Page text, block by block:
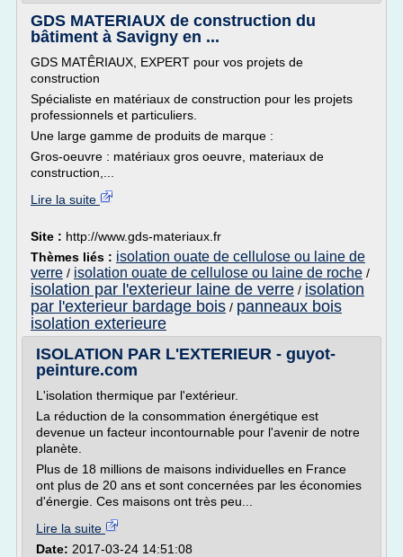
GDS MATERIAUX de construction du
bâtiment à Savigny en ...
GDS MATÊRIAUX, EXPERT pour vos projets de
construction
Spécialiste en matériaux de construction pour les projets
professionnels et particuliers.
Une large gamme de produits de marque :
Gros-oeuvre : matériaux gros oeuvre, materiaux de
construction,...
Lire la suite
Site : http://www.gds-materiaux.fr
Thèmes liés : isolation ouate de cellulose ou laine de
verre / isolation ouate de cellulose ou laine de roche /
isolation par l'exterieur laine de verre / isolation
par l'exterieur bardage bois / panneaux bois
isolation exterieure
ISOLATION PAR L'EXTERIEUR - guyot-
peinture.com
L'isolation thermique par l'extérieur.
La réduction de la consommation énergétique est
devenue un facteur incontournable pour l'avenir de notre
planète.
Plus de 18 millions de maisons individuelles en France
ont plus de 20 ans et sont concernées par les économies
d'énergie. Ces maisons ont très peu...
Lire la suite
Date: 2017-03-24 14:51:08